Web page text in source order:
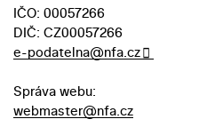
IČO: 00057266
DIČ: CZ00057266
e-podatelna@nfa.cz
Správa webu:
webmaster@nfa.cz